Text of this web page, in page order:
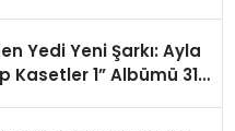
Yedi Yeni Şarkı: Ayla
Kasetler 1” Albümü 31